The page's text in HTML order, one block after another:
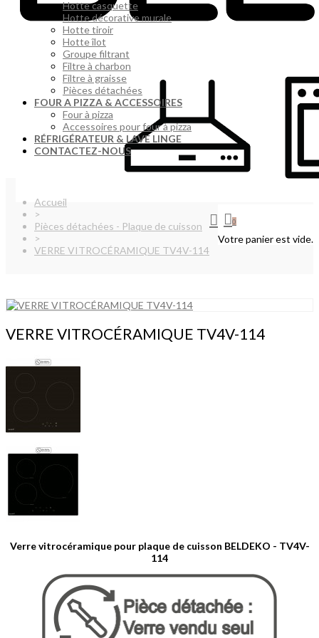
0
Votre panier est vide.
Hotte casquette
Hotte décorative murale
Hotte tiroir
Hotte îlot
Groupe filtrant
Filtre à charbon
Filtre à graisse
Pièces détachées
FOUR A PIZZA & ACCESSOIRES
Four à pizza
Accessoires pour four à pizza
RÉFRIGÉRATEUR & LAVE LINGE
CONTACTEZ-NOUS
Accueil
>
Pièces détachées - Plaque de cuisson
>
VERRE VITROCÉRAMIQUE TV4V-114
VERRE VITROCÉRAMIQUE TV4V-114
Verre vitrocéramique pour plaque de cuisson BELDEKO - TV4V-
114